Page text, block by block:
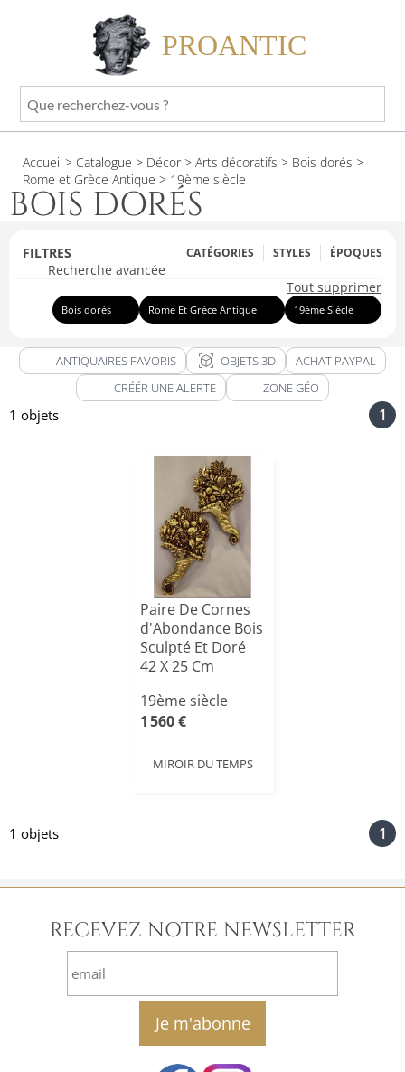
PROANTIC
Que
recherchez-
?
Accueil > Catalogue > Décor> Arts décoratifs > Bois dorés >
Rome et Grèce Antique > 19ème siècle
BOIS DORÉS
FILTRES CATÉGORIES STYLES ÉPOQUES
Recherche avancée
Tout supprimer
Bois dorés Rome Et Grèce Antique 19ème Siècle
ANTIQUAIRES FAVORIS view_in_ar OBJETS 3D
ACHAT PAYPAL
CRÉÉR UNE ALERTE
ZONE GÉO
1 objets 1
Paire De Cornes
d'Abondance Bois
Sculpté Et Doré
42 X 25 Cm
19ème siècle
1 560 €
MIROIR DU TEMPS
1 objets 1
RECEVEZ NOTRE NEWSLETTER
email